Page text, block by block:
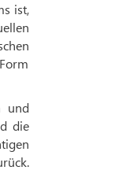
ist,
und
die